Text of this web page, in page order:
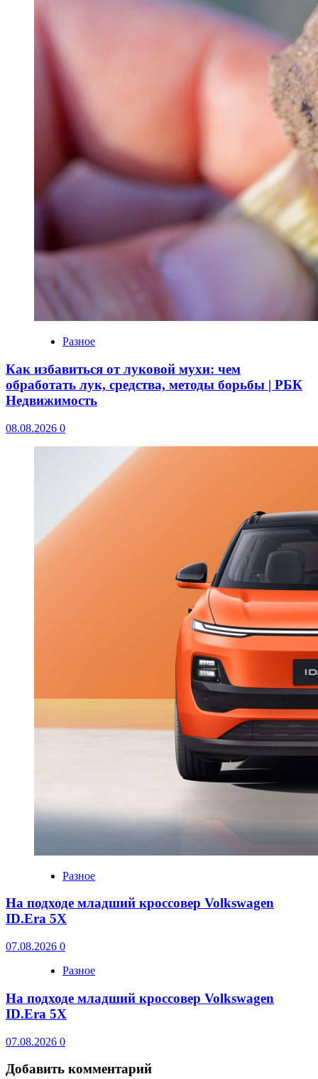
Разное
Как избавиться от луковой мухи: чем
обработать лук, средства, методы борьбы | РБК
Недвижимость
08.08.2026 0
Разное
На подходе младший кроссовер Volkswagen
ID.Era 5X
07.08.2026 0
Разное
На подходе младший кроссовер Volkswagen
ID.Era 5X
07.08.2026 0
Добавить комментарий